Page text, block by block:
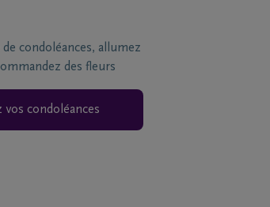
de condoléances, allumez
des fleurs
vos condoléances